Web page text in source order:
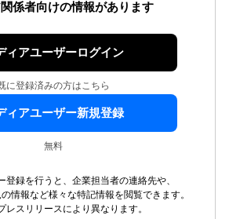
係者向けの情報があります
ィアユーザーログイン
に登録済みの方はこちら
ィアユーザー新規登録
無料
登録を行うと、企業担当者の連絡先や、
情報など様々な特記情報を閲覧できます。
スリリースにより異なります。